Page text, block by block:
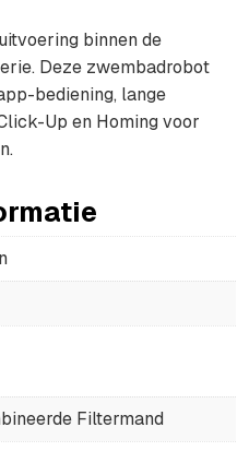
binnen de
Deze zwembadrobot
bediening, lange
Up en Homing voor
Filtermand